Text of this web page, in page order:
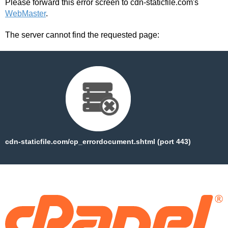
Please forward this error screen to cdn-staticfile.com's
WebMaster.
The server cannot find the requested page:
cdn-staticfile.com/cp_errordocument.shtml (port 443)